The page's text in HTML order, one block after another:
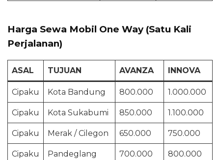
Harga Sewa Mobil One Way (Satu Kali
Perjalanan)
ASAL TUJUAN AVANZA INNOVA
Cipaku Kota Bandung 800.000 1.000.000
Cipaku Kota Sukabumi 850.000 1.100.000
Cipaku Merak / Cilegon 650.000 750.000
Cipaku Pandeglang 700.000 800.000